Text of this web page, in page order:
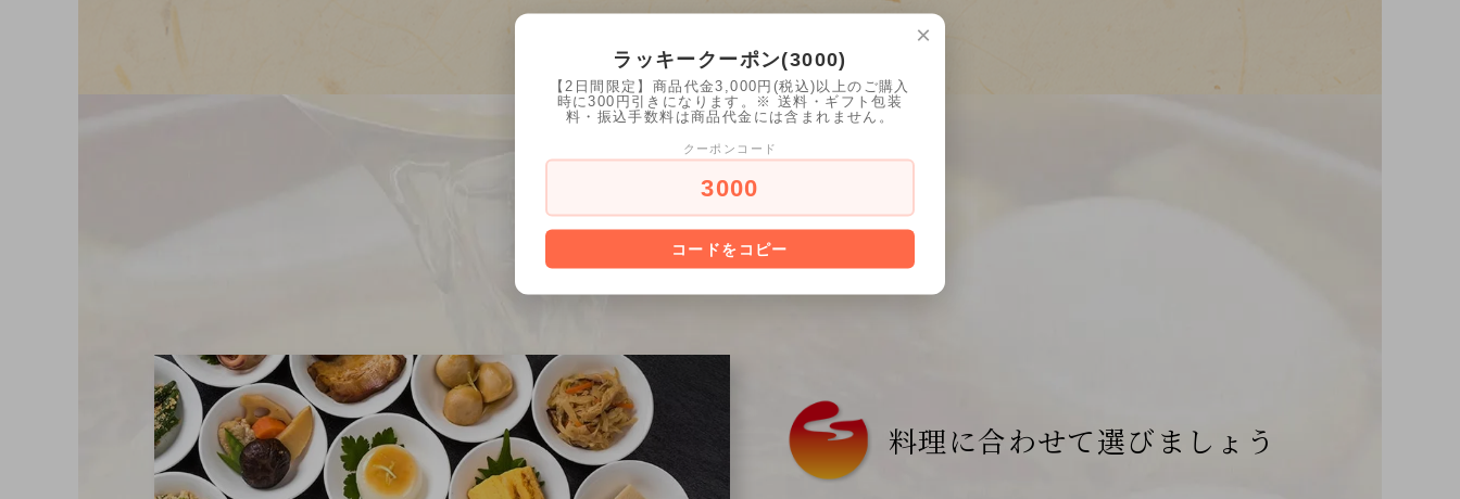
削り節の選び方
料理に合わせて選びましょう
×
ラッキークーポン(3000)
【2日間限定】商品代金3,000円(税込)以上のご購入
時に300円引きになります。※ 送料・ギフト包装
料・振込手数料は商品代金には含まれません。
クーポンコード
3000
コードをコピー